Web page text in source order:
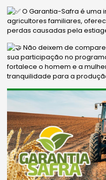
O Garantia-Safra é uma
agricultores familiares,
perdas causadas pela
Não deixem de
sua participação no
fortalece o homem e a
tranquilidade para a